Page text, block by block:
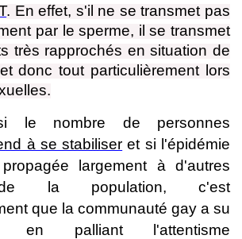
. En effet, s'il ne se transmet pas
par le sperme, il se transmet
très rapprochés en situation de
donc tout particulièrement lors
le nombre de personnes
à se stabiliser et si l'épidémie
largement à d'autres
de la population, c'est
que la communauté gay a su
en palliant l'attentisme